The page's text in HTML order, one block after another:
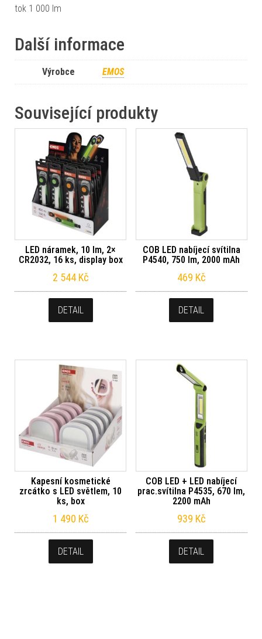
tok 1 000 lm
Další informace
Výrobce EMOS
Související produkty
LED náramek, 10 lm, 2×
CR2032, 16 ks, display box
2 544 Kč
DETAIL
COB LED nabíjecí svítilna
P4540, 750 lm, 2000 mAh
469 Kč
DETAIL
Kapesní kosmetické
zrcátko s LED světlem, 10
ks, box
1 490 Kč
DETAIL
COB LED + LED nabíjecí
prac.svítilna P4535, 670 lm,
2200 mAh
939 Kč
DETAIL